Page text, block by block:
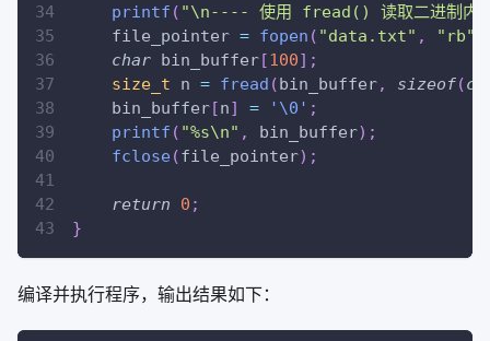
printf ( "\n---- 使用 fread() 读取二进制
    file_pointer
= fopen ( "data.txt" , "rb"
char bin_buffer[100] ;
size_t n = fread (bin_buffer, sizeof(
    bin_buffer
[n] = '\0' ;
printf ( "%s\n" , bin_buffer) ;
fclose(file_pointer) ;
return 0 ;
}
编译并执行程序，输出结果如下：